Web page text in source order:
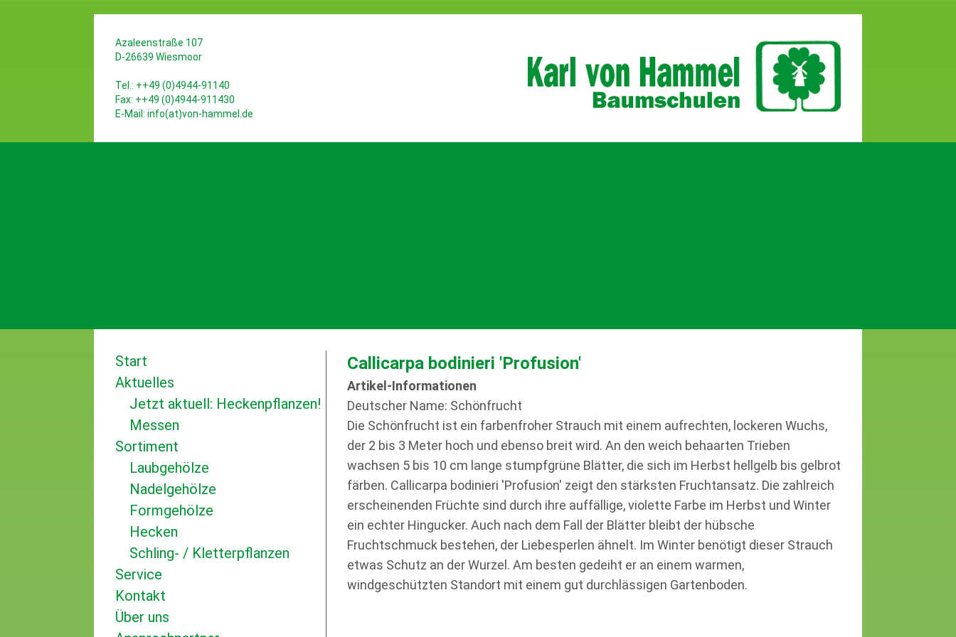
Azaleenstraße 107
D-26639 Wiesmoor
Tel.: ++49 (0)4944-91140
Fax: ++49 (0)4944-911430
E-Mail: info(at)von-hammel.de
Callicarpa bodinieri 'Profusion'
Artikel-Informationen
Deutscher Name: Schönfrucht
Die Schönfrucht ist ein farbenfroher Strauch mit einem aufrechten, lockeren Wuchs,
der 2 bis 3 Meter hoch und ebenso breit wird. An den weich behaarten Trieben
wachsen 5 bis 10 cm lange stumpfgrüne Blätter, die sich im Herbst hellgelb bis gelbrot
färben. Callicarpa bodinieri 'Profusion' zeigt den stärksten Fruchtansatz. Die zahlreich
erscheinenden Früchte sind durch ihre auffällige, violette Farbe im Herbst und Winter
ein echter Hingucker. Auch nach dem Fall der Blätter bleibt der hübsche
Fruchtschmuck bestehen, der Liebesperlen ähnelt. Im Winter benötigt dieser Strauch
etwas Schutz an der Wurzel. Am besten gedeiht er an einem warmen,
windgeschützten Standort mit einem gut durchlässigen Gartenboden.
Start
Aktuelles
Jetzt aktuell: Heckenpflanzen!
Messen
Sortiment
Laubgehölze
Nadelgehölze
Formgehölze
Hecken
Schling- / Kletterpflanzen
Service
Kontakt
Über uns